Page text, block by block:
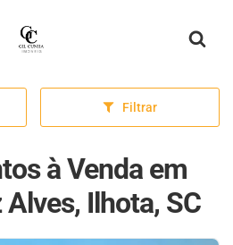
Página inicial
Filtrar
à Venda em
Ilhota, SC